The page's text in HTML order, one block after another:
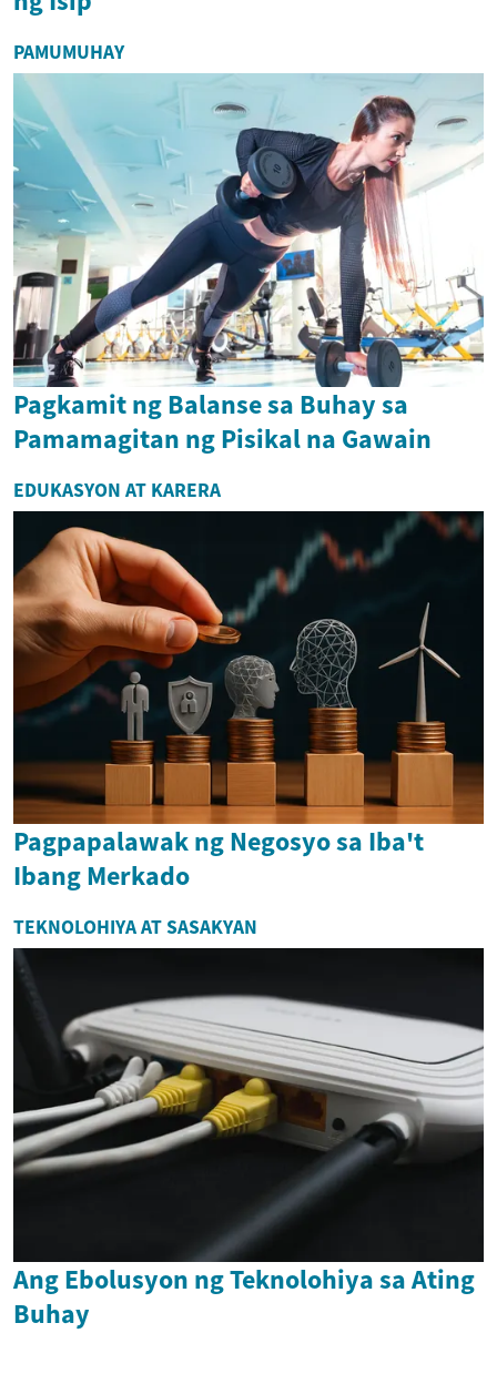
PAMUMUHAY
Pagkamit ng Balanse sa Buhay sa
Pamamagitan ng Pisikal na Gawain
EDUKASYON AT KARERA
Pagpapalawak ng Negosyo sa Iba't
Ibang Merkado
TEKNOLOHIYA AT SASAKYAN
Ang Ebolusyon ng Teknolohiya sa Ating
Buhay